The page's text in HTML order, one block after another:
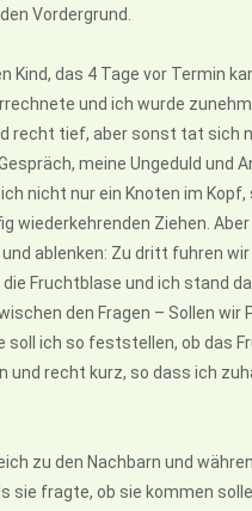
Vordergrund.
Kind, das 4 Tage vor Termin
und ich wurde
recht tief, aber sonst tat sich
meine Ungeduld und
nicht nur ein Knoten im
wiederkehrenden Ziehen.
ablenken: Zu dritt fuhren
Fruchtblase und ich stand
den Fragen – Sollen
soll ich so feststellen, ob
und recht kurz, so dass ich
zu den Nachbarn und
sie fragte, ob sie kommen